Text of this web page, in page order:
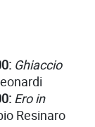
Ghiaccio
Ero in
Resinaro